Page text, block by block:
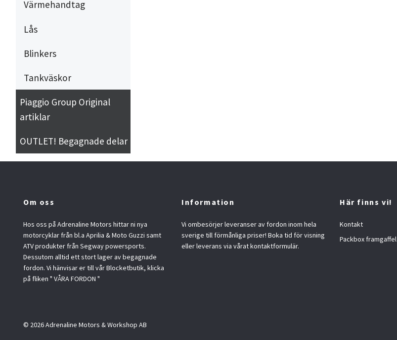
Värmehandtag
Lås
Blinkers
Tankväskor
Piaggio Group Original
artiklar
OUTLET! Begagnade delar
Om oss
Hos oss på Adrenaline Motors hittar ni nya
motorcyklar från bl.a Aprilia & Moto Guzzi samt
ATV produkter från Segway powersports.
Dessutom alltid ett stort lager av begagnade
fordon. Vi hänvisar er till vår Blocketbutik, klicka
på fliken " VÅRA FORDON "
Information
Vi ombesörjer leveranser av fordon inom hela
sverige till förmånliga priser! Boka tid för visning
eller leverans via vårat kontaktformulär.
Här finns vi!
Kontakt
Packbox framgaffel
© 2026 Adrenaline Motors & Workshop AB